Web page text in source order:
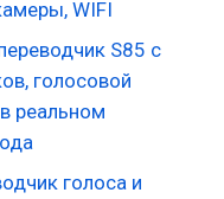
WIFI
S85 с
голосовой
реальном
голоса и